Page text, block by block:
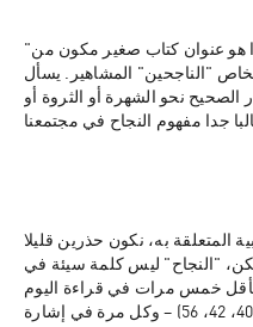
"كيف تصبح ناجحا بدرجة هائلة" هذا هو عنوان كتاب صغير مكون من
"الناجحين" المشاهير. يسأل
نحو الشهرة أو الثروة أو
المتعلقة به، نكون حذرين قليلا
"النجاح" ليس كلمة سيئة في
خمس مرات في قراءة اليوم
من العهد القديم (تك12:24، 21، 40، 42، 56) – وكل مرة في إشارة